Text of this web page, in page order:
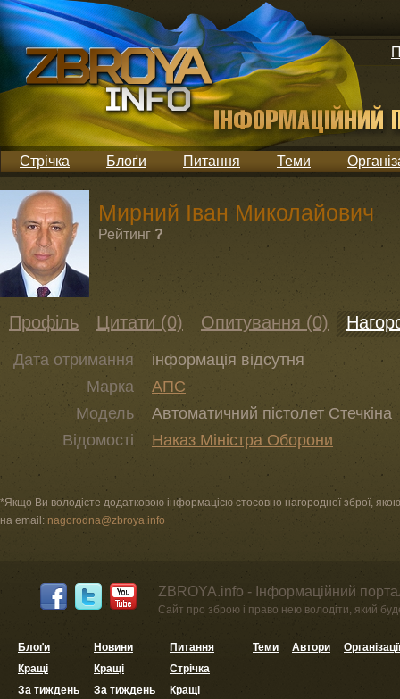
Стрічка Блоґи Питання Теми
Мирний Іван Миколайович
Рейтинг ?
Профіль Цитати (0) Опитування (0)
Дата отримання
інформація відсутня
Марка
АПС
Модель
Автоматичний пістолет Стечкіна
Відомості
Наказ Міністра Оборони
*Якщо Ви володієте додатковою інформацією стосовно нагородної зброї, якою
на email: nagorodna@zbroya.info
ZBROYA.info - Інформаційний
Сайт про зброю і право нею володіти, який
Блоґи
Кращі
За тиждень
Новини
Кращі
За тиждень
Питання
Стрічка
Кращі
Теми Автори